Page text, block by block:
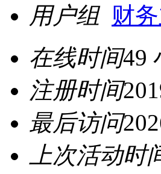
用户组 财
在线时间49
注册时间
最后访问
上次活动时